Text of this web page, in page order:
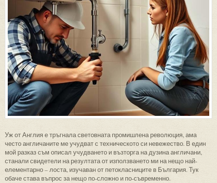
Уж от Англия е тръгнала световната промишлена революция, ама
често англичаните ме учудват с техническото си невежество. В един
мой разказ съм описал учудването и възторга на дузина англичани,
станали свидетели на резултата от използването ми на нещо най-
елементарно – лоста, изучаван от петокласниците в България. Тук
обаче става въпрос за нещо по-сложно и по-съвременно.